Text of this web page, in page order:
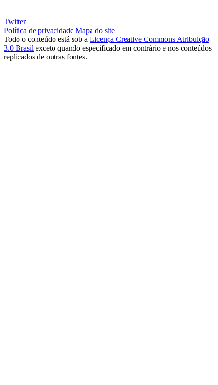
Twitter
Política de privacidade Mapa do site
Todo o conteúdo está sob a Licença Creative Commons Atribuição
3.0 Brasil exceto quando especificado em contrário e nos conteúdos
replicados de outras fontes.